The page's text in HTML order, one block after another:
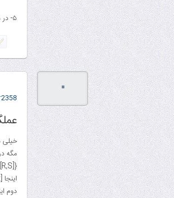
۵- در مرحله آخر کافیه‌، این مقدار رو از کل رکوردهای جدول A کم کنیم و روی ستون غیر مشترک تصویر اش کنیم
۰
خیلی
مگه
اینجا A[R] یک ستون R داره ولی جواب داخل آکولاد دو ستون R و S چرا؟
دوم